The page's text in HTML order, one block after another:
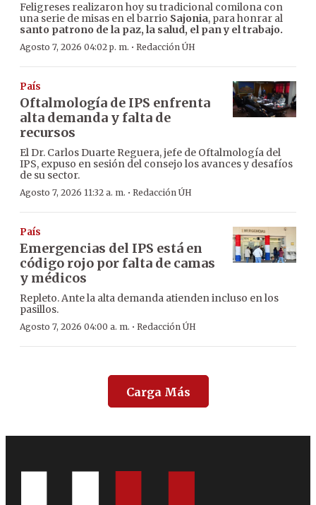
Feligreses realizaron hoy su tradicional comilona con
una serie de misas en el barrio Sajonia, para honrar al
santo patrono de la paz, la salud, el pan y el trabajo.
Agosto 7, 2026 04:02 p. m. · Redacción ÚH
País
Oftalmología de IPS enfrenta
alta demanda y falta de
recursos
El Dr. Carlos Duarte Reguera, jefe de Oftalmología del
IPS, expuso en sesión del consejo los avances y desafíos
de su sector.
Agosto 7, 2026 11:32 a. m. · Redacción ÚH
País
Emergencias del IPS está en
código rojo por falta de camas
y médicos
Repleto. Ante la alta demanda atienden incluso en los
pasillos.
Agosto 7, 2026 04:00 a. m. · Redacción ÚH
Carga Más